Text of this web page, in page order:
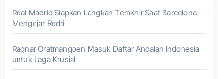
Real Madrid Siapkan Langkah Terakhir Saat Barcelona
Mengejar Rodri
Ragnar Oratmangoen Masuk Daftar Andalan Indonesia
untuk Laga Krusial